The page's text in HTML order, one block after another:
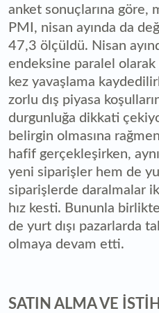
anket sonuçlarına göre,
PMI, nisan ayında da
47,3 ölçüldü. Nisan
endeksine paralel
kez yavaşlama
zorlu dış piyasa
durgunluğa dikkati
belirgin olmasına
hafif gerçekleşirken,
yeni siparişler hem de
siparişlerde daralmalar
hız kesti. Bununla
de yurt dışı pazarlarda
olmaya devam etti.
SATIN ALMA VE